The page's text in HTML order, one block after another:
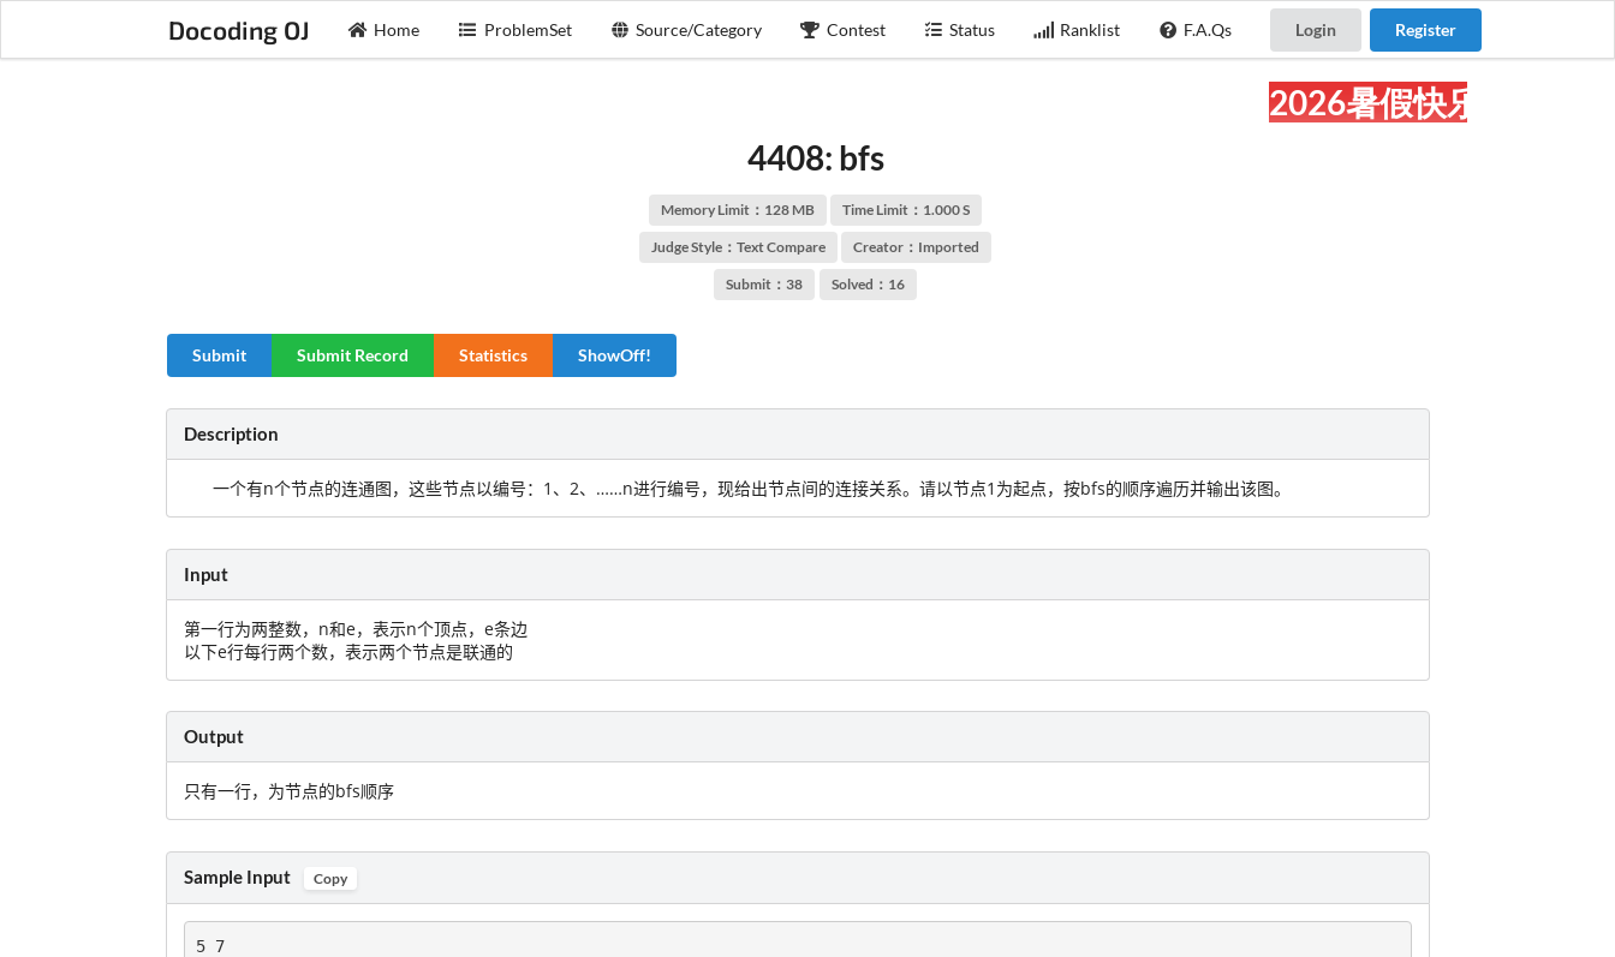
Docoding OJ Home ProblemSet Source/Category Contest Status Ranklist F.A.Qs Login Register
2026暑假快乐!
4408: bfs
Memory Limit：128 MB Time Limit：1.000 S
Judge Style：Text Compare Creator： Imported
Submit：38 Solved：16
Submit Submit Record Statistics ShowOff!
Description
一个有n个节点的连通图，这些节点以编号：1、2、……n进行编号，现给出节点间的连接关系。请以节点1为起点，按bfs的顺序遍历并输出该图。
Input
第一行为两整数，n和e，表示n个顶点，e条边
以下e行每行两个数，表示两个节点是联通的
Output
只有一行，为节点的bfs顺序
Sample Input Copy
5 7